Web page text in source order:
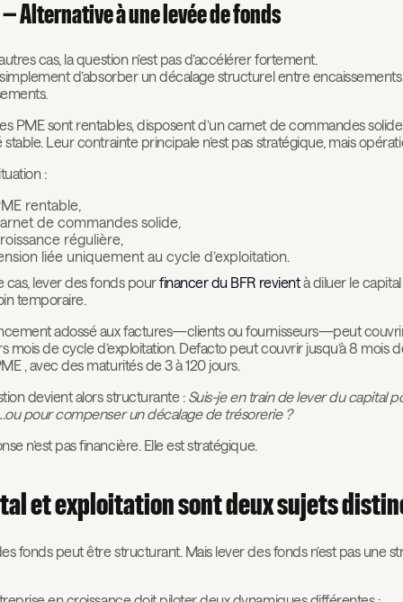
— Alternative à une levée de fonds
cas, la question n’est pas d’accélérer fortement.
d’absorber un décalage structurel entre
PME sont rentables, disposent d’un carnet de commandes solide
Leur contrainte principale n’est pas stratégique, mais
:
rentable,
de commandes solide,
régulière,
liée uniquement au cycle d’exploitation.
cas, lever des fonds pourfinancer du BFR revientà diluer le
temporaire.
adossé aux factures—clients ou fournisseurs—peut
mois de cycle d’exploitation. Defacto peut couvrir jusqu’à 8 mois
, avec des maturités de 3 à 120 jours.
devient alors structurante : Suis-je en train de lever du capital
pour compenser un décalage de trésorerie ?
n’est pas financière. Elle est stratégique.
et exploitation sont deux sujets
fonds peut être structurant. Mais lever des fonds n’est pas une